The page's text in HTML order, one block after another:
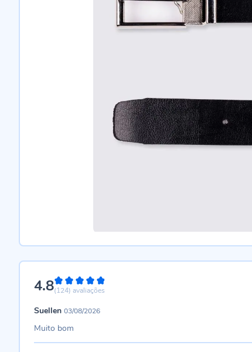
4.896%
(124) avaliações
Suellen 03/08/2026
Muito bom